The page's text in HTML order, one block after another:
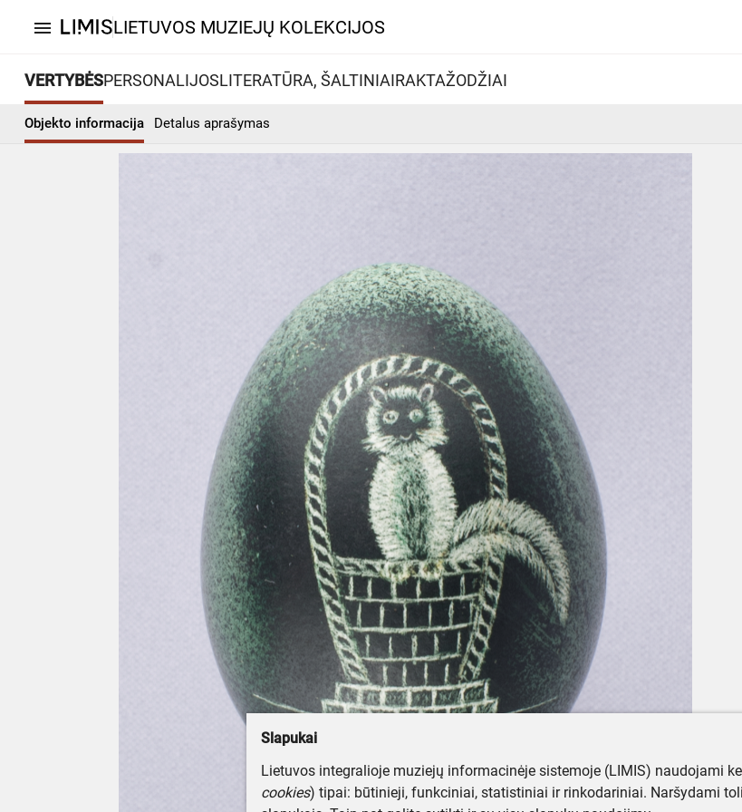
menu LIETUVOS MUZIEJŲ KOLEKCIJOS
VERTYBĖSPERSONALIJOSLITERATŪRA, ŠALTINIAIRAKTAŽODŽIAI
Objekto informacija Detalus aprašymas
Slapukai
Lietuvos integralioje muziejų informacinėje sistemoje (LIMIS) naudojami
cookies) tipai: būtinieji, funkciniai, statistiniai ir rinkodariniai. Naršydami